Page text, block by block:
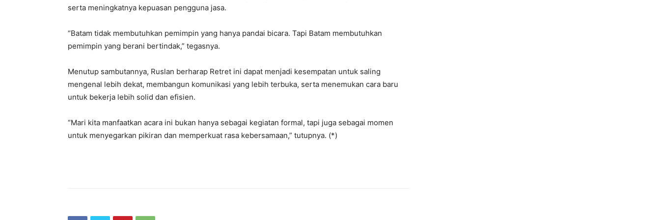
serta meningkatnya kepuasan pengguna jasa.
“Batam tidak membutuhkan pemimpin yang hanya pandai bicara. Tapi Batam membutuhkan
pemimpin yang berani bertindak,” tegasnya.
Menutup sambutannya, Ruslan berharap Retret ini dapat menjadi kesempatan untuk saling
mengenal lebih dekat, membangun komunikasi yang lebih terbuka, serta menemukan cara baru
untuk bekerja lebih solid dan efisien.
“Mari kita manfaatkan acara ini bukan hanya sebagai kegiatan formal, tapi juga sebagai momen
untuk menyegarkan pikiran dan memperkuat rasa kebersamaan,” tutupnya. (*)